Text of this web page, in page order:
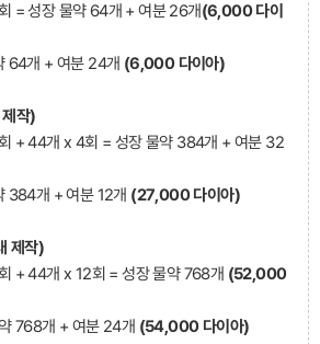
= 성장 물약 64개 + 여분 26개(6,000 다이
64개 + 여분 24개 (6,000 다이아)
작)
+ 44개 x 4회 = 성장 물약 384개 + 여분 32
384개 + 여분 12개 (27,000 다이아)
제작)
+ 44개 x 12회 = 성장 물약 768개 (52,000
768개 + 여분 24개 (54,000 다이아)